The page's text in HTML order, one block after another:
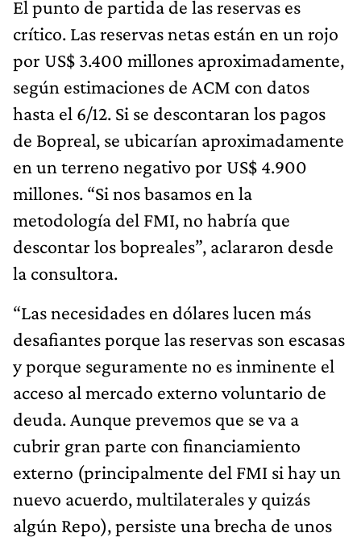
El punto de partida de las reservas es
crítico. Las reservas netas están en un rojo
por US$ 3.400 millones aproximadamente,
según estimaciones de ACM con datos
hasta el 6/12. Si se descontaran los pagos
de Bopreal, se ubicarían aproximadamente
en un terreno negativo por US$ 4.900
millones. “Si nos basamos en la
metodología del FMI, no habría que
descontar los bopreales”, aclararon desde
la consultora.
“Las necesidades en dólares lucen más
desafiantes porque las reservas son escasas
y porque seguramente no es inminente el
acceso al mercado externo voluntario de
deuda. Aunque prevemos que se va a
cubrir gran parte con financiamiento
externo (principalmente del FMI si hay un
nuevo acuerdo, multilaterales y quizás
algún Repo), persiste una brecha de unos